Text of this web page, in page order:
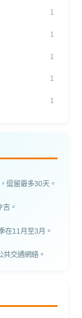
1
1
1
1
1
逗留最多30天。
。
在11月至3月。
交通網絡。